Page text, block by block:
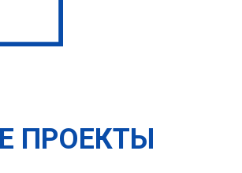
ПРОЕКТЫ